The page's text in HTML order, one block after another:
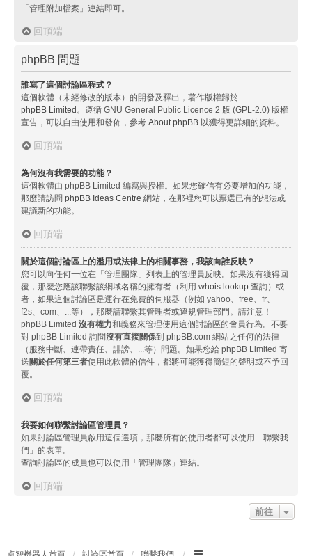
「管理附加檔案」連結即可。
回頂端
phpBB 問題
誰寫了這個討論區程式？
這個軟體（未經修改的版本）的開發及釋出，著作版權歸於
phpBB Limited。遵循 GNU General Public Licence 2 版 (GPL-2.0) 版權
宣告，可以自由使用和發佈，參考 About phpBB 以獲得更詳細的資料。
回頂端
為何沒有我需要的功能？
這個軟體由 phpBB Limited 編寫與授權。如果您確信有必要增加的功能，
那麼請訪問 phpBB Ideas Centre 網站，在那裡您可以票選已有的想法或
建議新的功能。
回頂端
關於這個討論區上的濫用或法律上的相關事務，我該向誰反映？
您可以向任何一位在「管理團隊」列表上的管理員反映。如果沒有獲得回
覆，那麼您應該聯繫該網域名稱的擁有者（利用 whois lookup 查詢）或
者，如果這個討論區是運行在免費的伺服器（例如 yahoo、free、fr、
f2s、com、...等），那麼請聯繫其管理者或違規管理部門。請注意！
phpBB Limited 沒有權力和義務來管理使用這個討論區的會員行為。不要
對 phpBB Limited 詢問沒有直接關係到 phpBB.com 網站之任何的法律
（服務中斷、連帶責任、誹謗、...等）問題。如果您給 phpBB Limited 寄
送關於任何第三者使用此軟體的信件，都將可能獲得簡短的聲明或不予回
覆。
回頂端
我要如何聯繫討論區管理員？
如果討論區管理員啟用這個選項，那麼所有的使用者都可以使用「聯繫我
們」的表單。
查詢討論區的成員也可以使用「管理團隊」連結。
回頂端
前往